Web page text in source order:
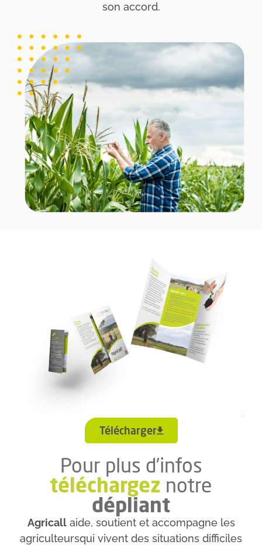
son accord.
Télécharger
Pour plus d’infos
téléchargez notre
dépliant
Agricallaide, soutient et accompagne les
agriculteursqui vivent des situations difficiles